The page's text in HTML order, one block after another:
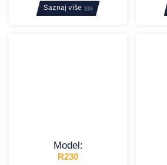
Saznaj više
Model:
R230